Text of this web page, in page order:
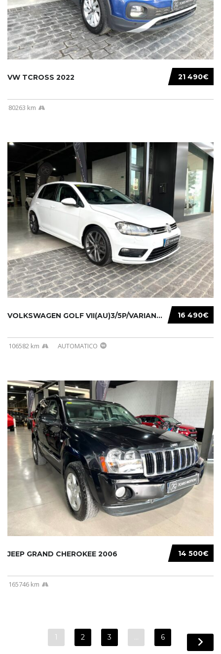
21 490€
VW TCROSS 2022
80263 km
16 490€
VOLKSWAGEN GOLF VII(AU)3/5P/VARIANT(12-16 20...
106582 km AUTOMATICO
14 500€
JEEP GRAND CHEROKEE 2006
165746 km
1 2 3 … 6